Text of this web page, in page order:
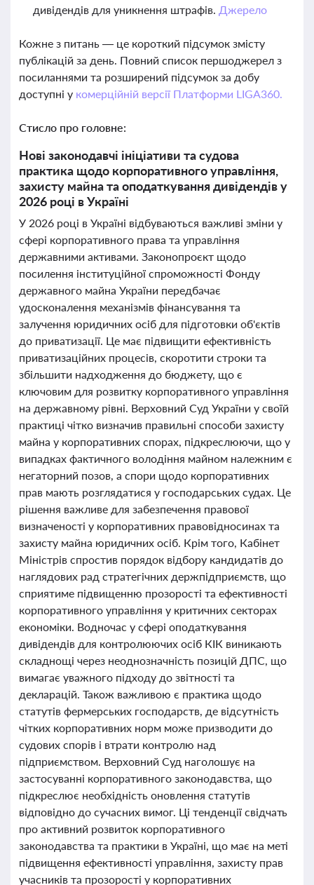
дивідендів для уникнення штрафів. Джерело
Кожне з питань — це короткий підсумок змісту
публікацій за день. Повний список першоджерел з
посиланнями та розширений підсумок за добу
доступні у комерційній версії Платформи LIGA360.
Стисло про головне:
Нові законодавчі ініціативи та судова
практика щодо корпоративного управління,
захисту майна та оподаткування дивідендів у
2026 році в Україні
У 2026 році в Україні відбуваються важливі зміни у
сфері корпоративного права та управління
державними активами. Законопроєкт щодо
посилення інституційної спроможності Фонду
державного майна України передбачає
удосконалення механізмів фінансування та
залучення юридичних осіб для підготовки об'єктів
до приватизації. Це має підвищити ефективність
приватизаційних процесів, скоротити строки та
збільшити надходження до бюджету, що є
ключовим для розвитку корпоративного управління
на державному рівні. Верховний Суд України у своїй
практиці чітко визначив правильні способи захисту
майна у корпоративних спорах, підкреслюючи, що у
випадках фактичного володіння майном належним є
негаторний позов, а спори щодо корпоративних
прав мають розглядатися у господарських судах. Це
рішення важливе для забезпечення правової
визначеності у корпоративних правовідносинах та
захисту майна юридичних осіб. Крім того, Кабінет
Міністрів спростив порядок відбору кандидатів до
наглядових рад стратегічних держпідприємств, що
сприятиме підвищенню прозорості та ефективності
корпоративного управління у критичних секторах
економіки. Водночас у сфері оподаткування
дивідендів для контролюючих осіб КІК виникають
складнощі через неоднозначність позицій ДПС, що
вимагає уважного підходу до звітності та
декларацій. Також важливою є практика щодо
статутів фермерських господарств, де відсутність
чітких корпоративних норм може призводити до
судових спорів і втрати контролю над
підприємством. Верховний Суд наголошує на
застосуванні корпоративного законодавства, що
підкреслює необхідність оновлення статутів
відповідно до сучасних вимог. Ці тенденції свідчать
про активний розвиток корпоративного
законодавства та практики в Україні, що має на меті
підвищення ефективності управління, захисту прав
учасників та прозорості у корпоративних